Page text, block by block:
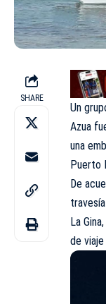
SHARE
Un
Azua
una
Puerto
De
La
de